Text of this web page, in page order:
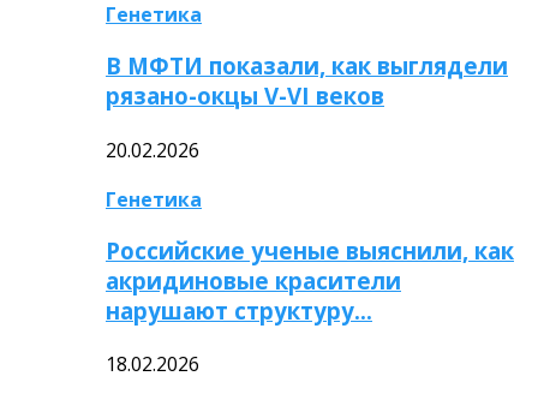
Генетика
В МФТИ показали, как выглядели
рязано-окцы V-VI веков
20.02.2026
Генетика
Российские ученые выяснили, как
акридиновые красители
нарушают структуру…
18.02.2026